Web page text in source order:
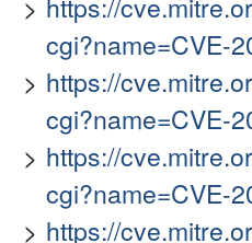
https://
cgi?name=CVE-
https://
cgi?name=CVE-
https://
cgi?name=CVE-
https://